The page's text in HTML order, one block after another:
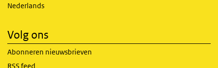
Nederlands
Volg ons
Abonneren nieuwsbrieven
RSS feed